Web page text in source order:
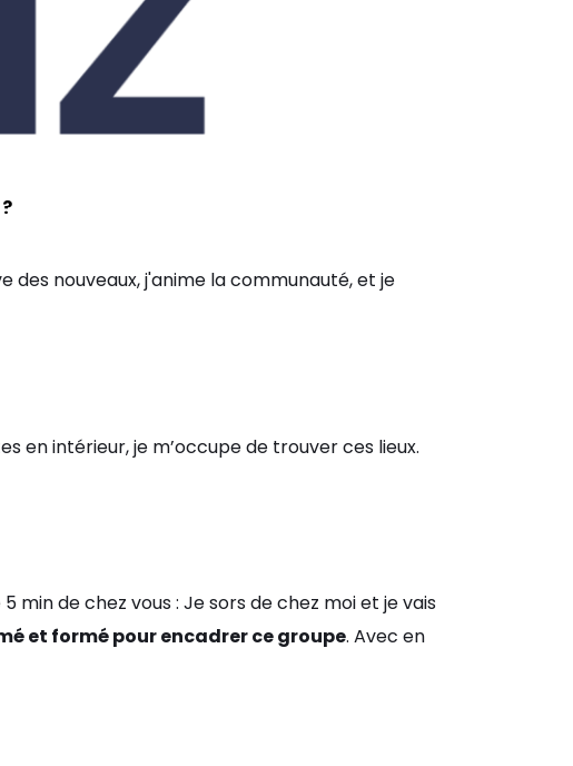
des nouveaux, j'anime la communauté, et je
en intérieur, je m’occupe de trouver ces lieux.
min de chez vous : Je sors de chez moi et je vais
et formé pour encadrer ce groupe. Avec en